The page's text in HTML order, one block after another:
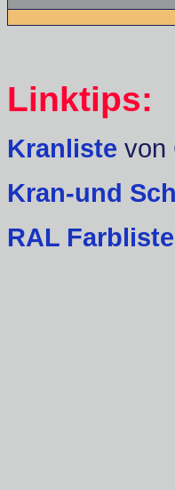
Linktips:
Kranliste von
Kran-und
RAL Farbliste